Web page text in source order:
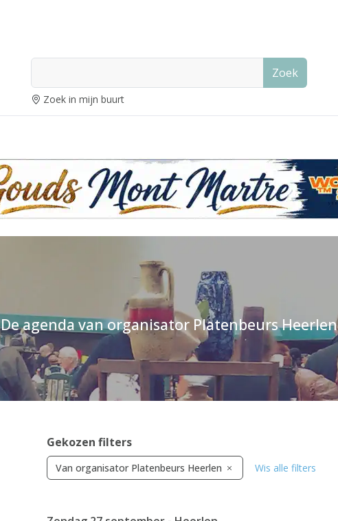
Zoek
Zoek in mijn buurt
De agenda van organisator Platenbeurs Heerlen
Gekozen filters
Van organisator Platenbeurs Heerlen Wis alle filters